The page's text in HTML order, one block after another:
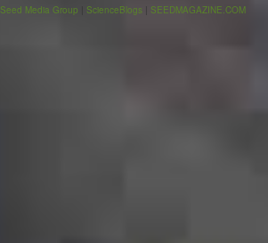
Seed Media Group ScienceBlogs SEEDMAGAZINE.COM